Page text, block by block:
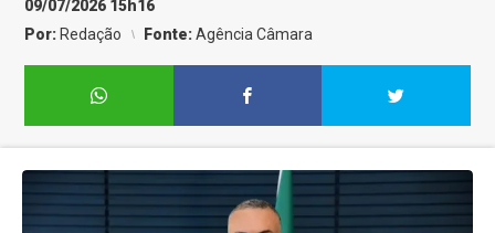
09/07/2026 15h16
Por: Redação Fonte:Agência Câmara